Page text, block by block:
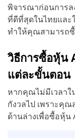
พิจารณาก่อนการล
ที่ดีที่สุดในไทยและ
ทำให้คุณสามารถ
วิธีการซื้อหุ้น
แต่ละขั้นตอน
หากคุณไม่มีเวลาใ
กังวลไป เพราะคุ
ด้านล่างเพื่อซื้อหุ้น